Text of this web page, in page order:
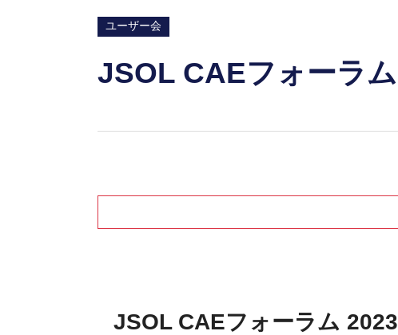
ユーザー会
JSOL CAEフォーラ
JSOL CAEフォーラム